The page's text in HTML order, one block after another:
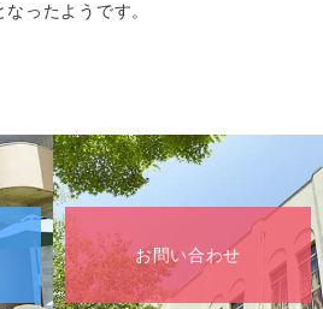
ったようです。
お問い合わせ